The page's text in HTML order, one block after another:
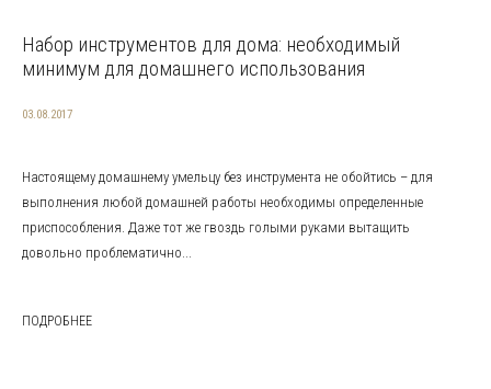
Набор инструментов для дома: необходимый
минимум для домашнего использования
03.08.2017
Настоящему домашнему умельцу без инструмента не обойтись – для
выполнения любой домашней работы необходимы определенные
приспособления. Даже тот же гвоздь голыми руками вытащить
довольно проблематично...
ПОДРОБНЕЕ